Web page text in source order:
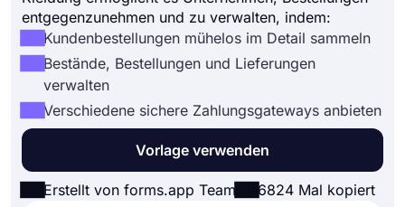
entgegenzunehmen und zu verwalten, indem:
Kundenbestellungen mühelos im Detail sammeln
Bestände, Bestellungen und Lieferungen
verwalten
Verschiedene sichere Zahlungsgateways anbieten
Vorlage verwenden
Erstellt von forms.app Team 6824 Mal kopiert